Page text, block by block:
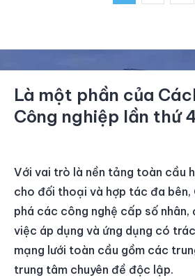
Là một phần của
Công nghiệp lần thứ
Với vai trò là nền tảng toàn cầu
cho đối thoại và hợp tác đa bên,
phá các công nghệ cấp số
việc áp dụng và ứng dụng có
mạng lưới toàn cầu gồm các
trung tâm chuyên đề độc lập.